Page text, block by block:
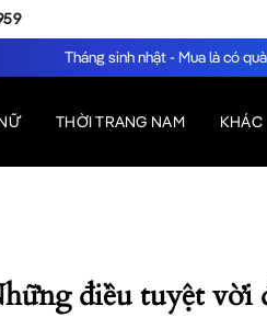
Tháng sinh nhật - Mua là có quà
THỜI TRANG NAM KHÁC
điều tuyệt vời